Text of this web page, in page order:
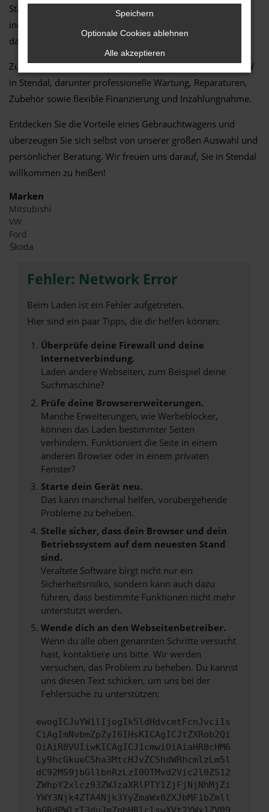
Standards entsprechen. Unser erfahrenes Team berät Sie
individuell und kompetent, damit Sie das Fahrzeug finden,
das genau zu Ihren Anforderungen passt.
Zusätzlich profitieren Sie von umfassenden Services für VW
in Stendal, darunter professionelle Wartung, Reparaturen,
Zubehör sowie flexible Finanzierung und Inzahlungnahme.
Entdecken Sie die Vorteile eines Gebrauchtwagens und
überzeugen Sie sich selbst von unserer großen Auswahl und
persönlicher Beratung. Wir freuen uns darauf, Sie in Stendal
willkommen zu heißen!
Marken
Mitsubishi
VW
Ford
Škoda
Fehler: Network Error
Beim Laden ist ein Fehler aufgetreten.
Hier sind ein paar Tipps, die dir helfen können:
Überprüfe deine Firewall und deine
Internetverbindung.
Laden andere Webseiten, zum Beispiel deine
Suchmaschine?
Prüfe deine Browsererweiterungen.
Manche Erweiterungen, wie Werbeblocker,
können das Laden bestimmter Seiten
verhindern. Funktioniert die Seite in einem
anderen Browser oder in einem privaten
Fenster?
Starte dein Gerät neu.
Das kann manchmal helfen, vorübergehende
Probleme zu beheben.
Stelle sicher, dass dein Browser und dein
Betriebssystem auf dem neuesten Stand
sind.
Veraltete Software birgt nicht nur ein
Sicherheitsrisiko, sondern kann auch dazu
führen, dass bestimmte Funktionen nicht mehr
unterstützt werden.
Wende dich an den Webseitenbetreiber.
Wenn du alle oben genannten Schritte versucht
hast, kontaktiere uns bitte. Wir werden
versuchen, das Problem zu beheben. Du kannst
uns diesen Text schicken, um uns bei der
Fehlersuche zu unterstützen:
ewogICJuYW1lIjogIk5ldHdvcmtFcnJvciIs
CiAgImNvbmZpZyI6IHsKICAgICJtZXRob2Qi
OiAiR0VUIiwKICAgICJ1cmwiOiAiaHR0cHM6
Ly9hcGkueC5ha3MtcHJvZC5hdWRhcmlzLm5l
dC92MS9jbGllbnRzLzI0OTMvd2Vic2l0ZS12
ZWhpY2xlcz93ZWJzaXRlPTY1ZjFjNjNhMjZi
YWY3Njk4ZTA4Njk3YyZmaWx0ZXJbMF1bZmll
Speichern
Optionale Cookies ablehnen
Alle akzeptieren